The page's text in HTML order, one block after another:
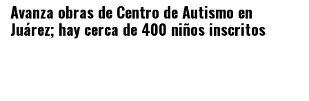
Avanza obras de Centro de Autismo en
Juárez; hay cerca de 400 niños inscritos